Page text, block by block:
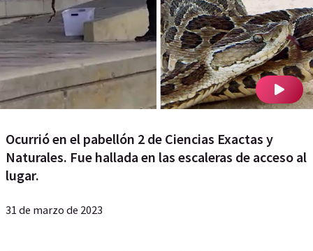
Ocurrió en el pabellón 2 de Ciencias Exactas y
Naturales. Fue hallada en las escaleras de acceso al
lugar.
31 de marzo de 2023